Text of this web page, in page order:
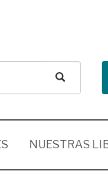
NUESTRAS